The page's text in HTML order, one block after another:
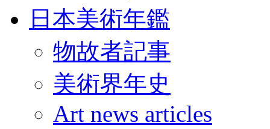
日本美術年鑑
物故者記事
美術界年史
Art news articles